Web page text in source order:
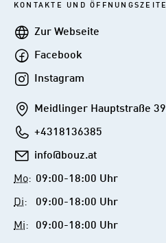
KONTAKTE UND
WebseiteZur Webseite
FacebookFacebook
Instagram
Instagram
AddresseMeidlinger Hauptstraße
Telefon+4318136385
E-
info@bouz.at
Mo: 09:00-18:00 Uhr
Di: 09:00-18:00 Uhr
Mi: 09:00-18:00 Uhr